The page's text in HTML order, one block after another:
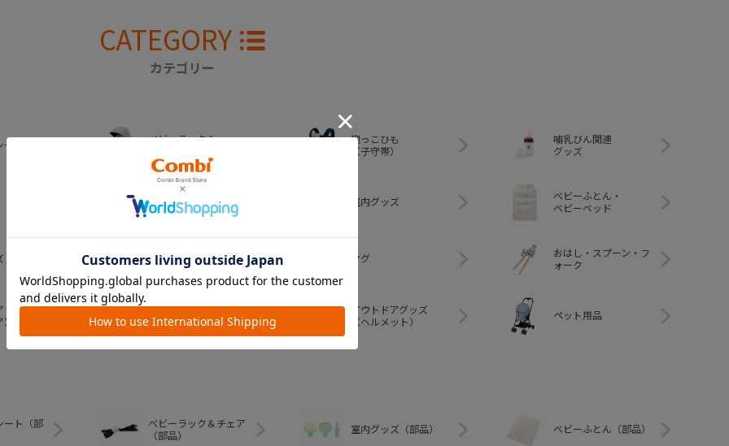
CATEGORY
カテゴリー
ト
ベビーラック＆
抱っこひも
（子守帯）
哺乳びん関連
グッズ
おむつ・
トイレグッズ
室内グッズ
ベビーふとん・
ベビーベッド
ベビー食器 マグ
おはし・スプーン・フ
ォーク
ベビートイ
アウトドアグッズ
（ヘルメット）
ペット用品
ート（部
ベビーラック＆チェア
（部品）
室内グッズ（部品） ベビーふとん（部品）